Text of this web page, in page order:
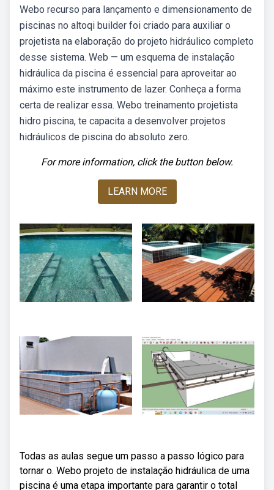
Webo recurso para lançamento e dimensionamento de
piscinas no altoqi builder foi criado para auxiliar o
projetista na elaboração do projeto hidráulico completo
desse sistema. Web — um esquema de instalação
hidráulica da piscina é essencial para aproveitar ao
máximo este instrumento de lazer. Conheça a forma
certa de realizar essa. Webo treinamento projetista
hidro piscina, te capacita a desenvolver projetos
hidráulicos de piscina do absoluto zero.
For more information, click the button below.
LEARN MORE
Todas as aulas segue um passo a passo lógico para
tornar o. Webo projeto de instalação hidráulica de uma
piscina é uma etapa importante para garantir o total